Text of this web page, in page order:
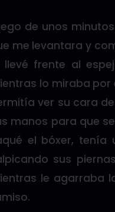
de unos
me levantara y
llevé frente al
lo miraba por
ver su cara
manos para que
el bóxer, tenía
sus
le agarraba